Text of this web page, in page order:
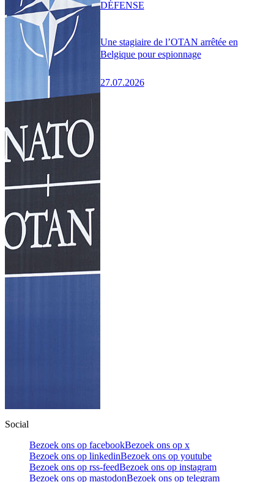
Une stagiaire de l’OTAN arrêtée en
Belgique pour espionnage
27.07.2026
DÉFENSE
Social
Bezoek ons op facebookBezoek ons op x
Bezoek ons op linkedinBezoek ons op youtube
Bezoek ons op rss-feedBezoek ons op instagram
Bezoek ons op mastodonBezoek ons op telegram